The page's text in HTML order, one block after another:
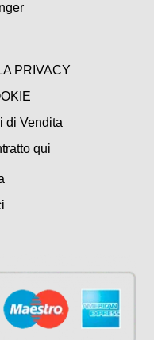
PRIVACY
di Vendita
qui